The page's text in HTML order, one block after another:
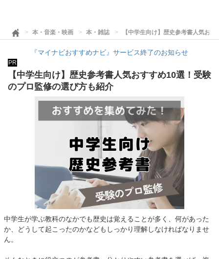
本・音楽・映画 本・雑誌 【中学生向け】歴史参考書人気お
『マイナビおすすめナビ』サービス終了のお知らせ
PR
【中学生向け】歴史参考書人気おすすめ10選！受験
のプロ監修の選び方も紹介
中学生が学ぶ教科のなかでも歴史は覚えることが多く、何があった
か、どうして起こったのかなどもしっかり理解しなければなりませ
ん。